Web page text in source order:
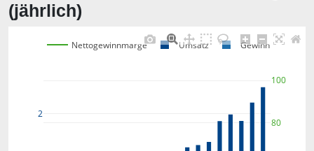
(jährlich)
2
80
100
Nettogewinnmarge Umsatz Gewinn